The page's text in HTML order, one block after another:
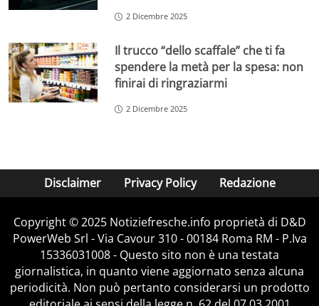
2 Dicembre 2025
Il trucco “dello scaffale” che ti fa
spendere la metà per la spesa: non
finirai di ringraziarmi
2 Dicembre 2025
Disclaimer Privacy Policy Redazione
Copyright © 2025 Notiziefresche.info proprietà di D&D
PowerWeb Srl - Via Cavour 310 - 00184 Roma RM - P.Iva
15336031008 - Questo sito non è una testata
giornalistica, in quanto viene aggiornato senza alcuna
periodicità. Non può pertanto considerarsi un prodotto